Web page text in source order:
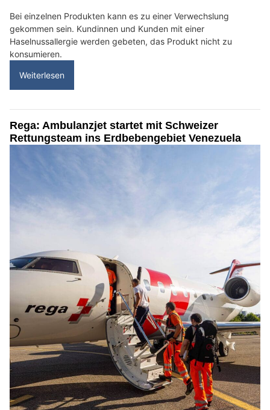
Bei einzelnen Produkten kann es zu einer Verwechslung
gekommen sein. Kundinnen und Kunden mit einer
Haselnussallergie werden gebeten, das Produkt nicht zu
konsumieren.
Weiterlesen
Rega: Ambulanzjet startet mit Schweizer
Rettungsteam ins Erdbebengebiet Venezuela